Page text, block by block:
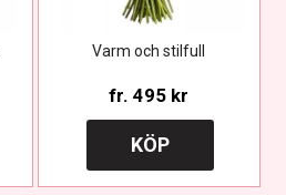
Varm och stilfull
fr. 495 kr
KÖP